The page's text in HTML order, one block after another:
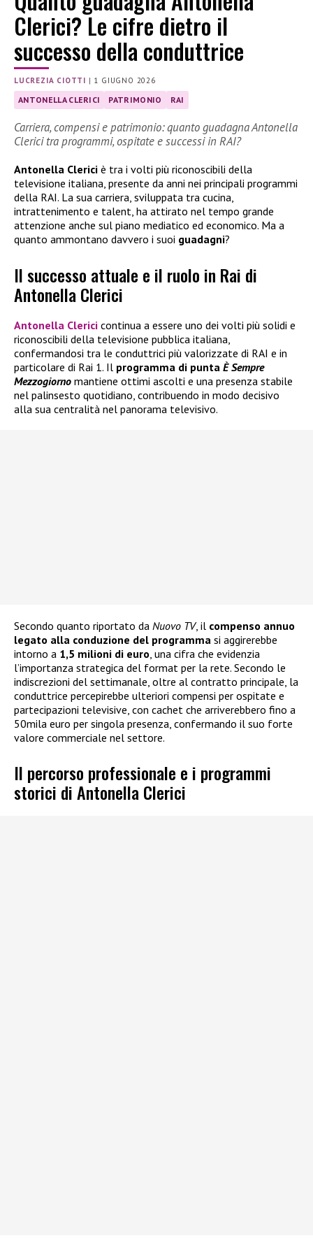
Clerici? Le cifre dietro il
successo della conduttrice
LUCREZIA CIOTTI | 1 GIUGNO 2026
ANTONELLA CLERICI PATRIMONIO RAI
Carriera, compensi e patrimonio: quanto guadagna Antonella
Clerici tra programmi, ospitate e successi in RAI?
Antonella Clerici è tra i volti più riconoscibili della
televisione italiana, presente da anni nei principali programmi
della RAI. La sua carriera, sviluppata tra cucina,
intrattenimento e talent, ha attirato nel tempo grande
attenzione anche sul piano mediatico ed economico. Ma a
quanto ammontano davvero i suoi guadagni?
Il successo attuale e il ruolo in Rai di
Antonella Clerici
Antonella Clerici continua a essere uno dei volti più solidi e
riconoscibili della televisione pubblica italiana,
confermandosi tra le conduttrici più valorizzate di RAI e in
particolare di Rai 1. Il programma di punta È Sempre
Mezzogiorno mantiene ottimi ascolti e una presenza stabile
nel palinsesto quotidiano, contribuendo in modo decisivo
alla sua centralità nel panorama televisivo.
Secondo quanto riportato da Nuovo TV, il compenso annuo
legato alla conduzione del programma si aggirerebbe
intorno a 1,5 milioni di euro , una cifra che evidenzia
l’importanza strategica del format per la rete. Secondo le
indiscrezioni del settimanale, oltre al contratto principale, la
conduttrice percepirebbe ulteriori compensi per ospitate e
partecipazioni televisive, con cachet che arriverebbero fino a
50mila euro per singola presenza, confermando il suo forte
valore commerciale nel settore.
Il percorso professionale e i programmi
storici di Antonella Clerici